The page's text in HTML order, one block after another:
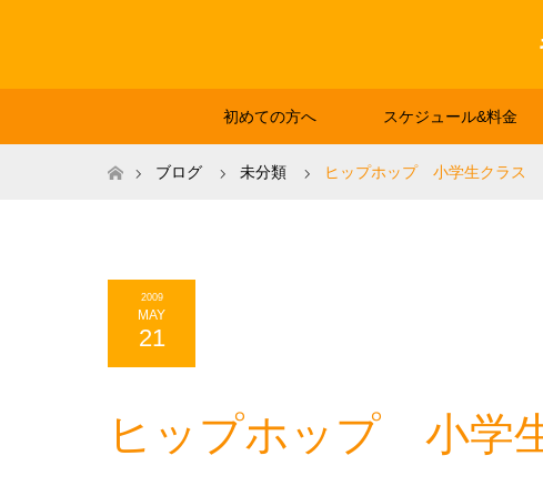
初めての方へ スケジュール&料金
ホームブログ 未分類 ヒップホップ 小学生クラス
2009
MAY
21
ヒップホップ 小学